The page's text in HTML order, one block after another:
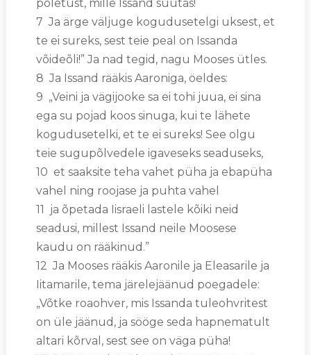
põletust, mille Issand süütas!
7 Ja ärge väljuge kogudusetelgi uksest, et
te ei sureks, sest teie peal on Issanda
võideõli!” Ja nad tegid, nagu Mooses ütles.
8 Ja Issand rääkis Aaroniga, öeldes:
9 „Veini ja vägijooke sa ei tohi juua, ei sina
ega su pojad koos sinuga, kui te lähete
kogudusetelki, et te ei sureks! See olgu
teie sugupõlvedele igaveseks seaduseks,
10 et saaksite teha vahet püha ja ebapüha
vahel ning roojase ja puhta vahel
11 ja õpetada Iisraeli lastele kõiki neid
seadusi, millest Issand neile Moosese
kaudu on rääkinud.”
12 Ja Mooses rääkis Aaronile ja Eleasarile ja
Iitamarile, tema järelejäänud poegadele:
„Võtke roaohver, mis Issanda tuleohvritest
on üle jäänud, ja sööge seda hapnematult
altari kõrval, sest see on väga püha!